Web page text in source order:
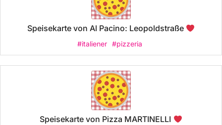
Speisekarte von Al Pacino: Leopoldstraße
#italiener #pizzeria
Speisekarte von Pizza MARTINELLI